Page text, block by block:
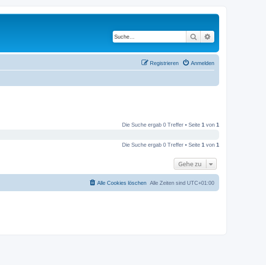
Suche
Anmelden
Registrieren
Die Suche ergab 0 Treffer • Seite 1 von 1
Die Suche ergab 0 Treffer • Seite 1 von 1
Gehe zu
Alle Zeiten sind UTC+01:00
Alle Cookies löschen